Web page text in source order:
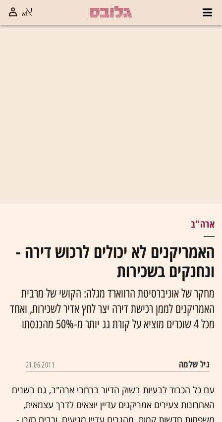
ארה"ב
האמריקנים לא יכולים לרכוש דירה -
ונחנקים בשכירות
מחקר של אוניברסיטת הרווארד מגלה: הקושי של מרבית
האמריקנים לממן רכישת דירה יצר לחץ אדיר לשכירות, ואחד
מכל 4 שוכרים מוציא על קורת גג יותר מ-50% מהכנסתו
גיל שלמה 21.06.2011
עם כל הכבוד לבעיות בשוק הדיור ברחבי ארה"ב, גם בשנים
האחרונות צעירים אמריקנים עדיין יוצאים לדרך עצמאית,
משפחות חדשות קמות, מהגרים עדיין מגיעים, ורבים חזרו -